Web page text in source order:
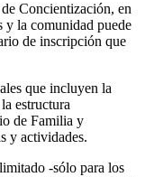
Concientización, en
y la comunidad puede
de inscripción que
que incluyen la
estructura
de Familia y
y actividades.
-sólo para los